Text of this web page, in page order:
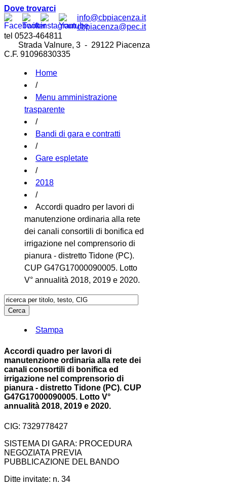
Dove trovarci
info@cbpiacenza.it
cbpiacenza@pec.it
tel 0523-464811
Strada Valnure, 3 - 29122 Piacenza
C.F. 91096830335
Home
/
Menu amministrazione
trasparente
/
Bandi di gara e contratti
/
Gare espletate
/
2018
/
Accordi quadro per lavori di
manutenzione ordinaria alla rete
dei canali consortili di bonifica ed
irrigazione nel comprensorio di
pianura - distretto Tidone (PC).
CUP G47G17000090005. Lotto
V° annualità 2018, 2019 e 2020.
Stampa
Accordi quadro per lavori di
manutenzione ordinaria alla rete dei
canali consortili di bonifica ed
irrigazione nel comprensorio di
pianura - distretto Tidone (PC). CUP
G47G17000090005. Lotto V°
annualità 2018, 2019 e 2020.
CIG: 7329778427
SISTEMA DI GARA: PROCEDURA
NEGOZIATA PREVIA
PUBBLICAZIONE DEL BANDO
Ditte invitate: n. 34